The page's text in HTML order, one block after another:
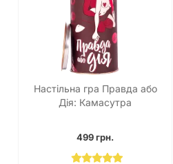
Настільна гра Правда або
Дія: Камасутра
499 грн.